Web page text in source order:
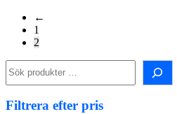
←
1
2
Filtrera efter pris